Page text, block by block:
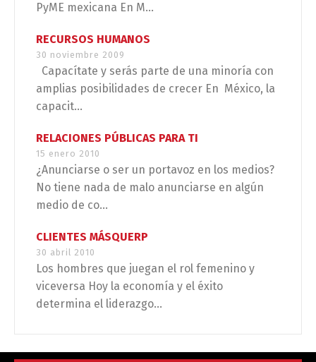
PyME mexicana En M...
RECURSOS HUMANOS
30 noviembre 2009
Capacítate y serás parte de una minoría con
amplias posibilidades de crecer En México, la
capacit...
RELACIONES PÚBLICAS PARA TI
15 enero 2010
¿Anunciarse o ser un portavoz en los medios?
No tiene nada de malo anunciarse en algún
medio de co...
CLIENTES MÁSQUERP
30 abril 2010
Los hombres que juegan el rol femenino y
viceversa Hoy la economía y el éxito
determina el liderazgo...